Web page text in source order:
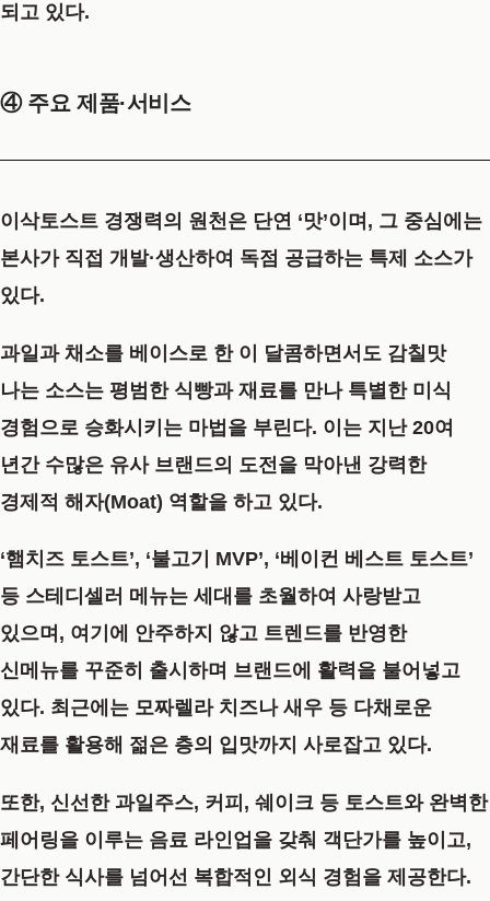
되고 있다.
④ 주요 제품·서비스
이삭토스트 경쟁력의 원천은 단연 ‘맛’이며, 그 중심에는
본사가 직접 개발·생산하여 독점 공급하는 특제 소스가
있다.
과일과 채소를 베이스로 한 이 달콤하면서도 감칠맛
나는 소스는 평범한 식빵과 재료를 만나 특별한 미식
경험으로 승화시키는 마법을 부린다. 이는 지난 20여
년간 수많은 유사 브랜드의 도전을 막아낸 강력한
경제적 해자(Moat) 역할을 하고 있다.
‘햄치즈 토스트’, ‘불고기 MVP’, ‘베이컨 베스트 토스트’
등 스테디셀러 메뉴는 세대를 초월하여 사랑받고
있으며, 여기에 안주하지 않고 트렌드를 반영한
신메뉴를 꾸준히 출시하며 브랜드에 활력을 불어넣고
있다. 최근에는 모짜렐라 치즈나 새우 등 다채로운
재료를 활용해 젊은 층의 입맛까지 사로잡고 있다.
또한, 신선한 과일주스, 커피, 쉐이크 등 토스트와 완벽한
페어링을 이루는 음료 라인업을 갖춰 객단가를 높이고,
간단한 식사를 넘어선 복합적인 외식 경험을 제공한다.